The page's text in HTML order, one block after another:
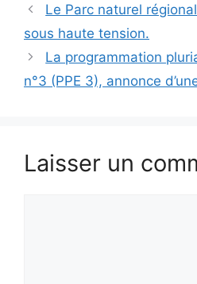
Le Parc naturel
sous haute tension.
La programmation
n°3 (PPE 3), annonce
Laisser un